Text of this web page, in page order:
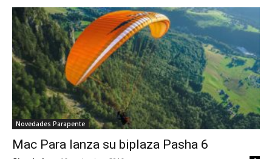
Novedades Parapente
Mac Para lanza su biplaza Pasha 6